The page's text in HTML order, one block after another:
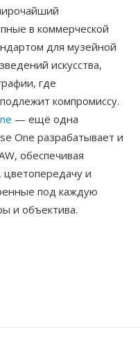
в коммерческой
для музейной
искусства,
где
компромиссу.
— ещё одна
One разрабатывает и
обеспечивая
и
под каждую
и объектива.